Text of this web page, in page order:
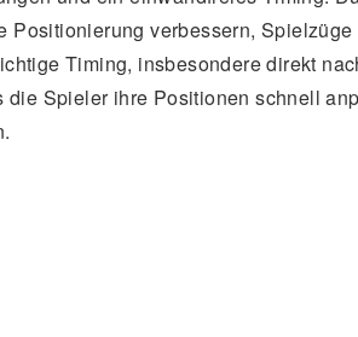
verbessern,
Timing, insbesondere direkt
Spieler ihre Positionen schnell